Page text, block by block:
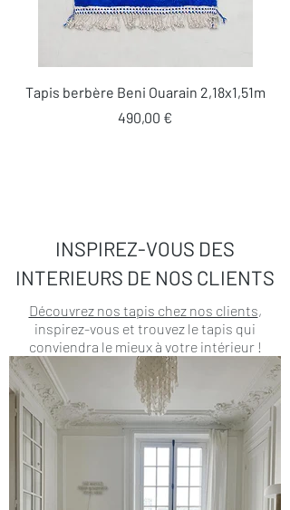
Tapis berbère Beni Ouarain 2,18x1,51m
Prix
490,00 €
INSPIREZ-VOUS DES
INTERIEURS DE NOS CLIENTS
Découvrez nos tapis chez nos clients,
inspirez-vous et trouvez le tapis qui
conviendra le mieux à votre intérieur !